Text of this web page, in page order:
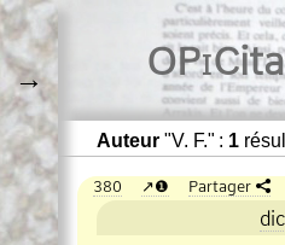
→ OPi
Auteur "V. F." : 1
380 ❶ Partager